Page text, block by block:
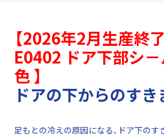
【2026年2月生産終了
E0402 ドア下部シ
色 】
ドアの下からのすき
足もとの冷えの原因になる、ドア下の